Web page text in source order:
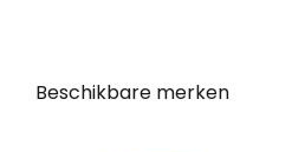
Beschikbare merken